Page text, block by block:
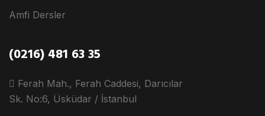
Amfi Dersler
(0216) 481 63 35
Ferah Mah., Ferah Caddesi, Darıcılar
Sk. No:6, Üsküdar / İstanbul